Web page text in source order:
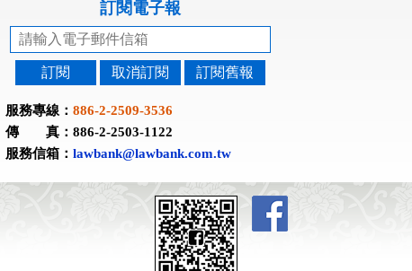
訂閱電子報
訂閱 取消訂閱 訂閱舊報
服務專線： 886-2-2509-3536
傳 真：886-2-2503-1122
服務信箱： lawbank@lawbank.com.tw